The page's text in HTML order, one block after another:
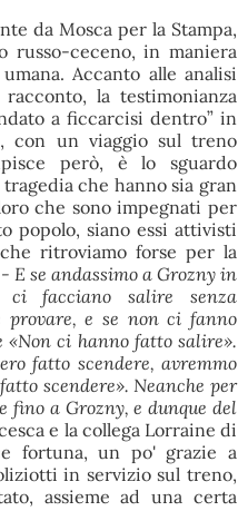
da Mosca per la Stampa,
russo-ceceno, in maniera
Accanto alle analisi
la testimonianza
a ficcarcisi dentro” in
con un viaggio sul treno
però, è lo sguardo
che hanno sia gran
che sono impegnati per
popolo, siano essi attivisti
ritroviamo forse per la
- E se andassimo a Grozny in
facciano salire senza
provare, e se non ci fanno
«Non ci hanno fatto salire».
fatto scendere, avremmo
scendere». Neanche per
fino a Grozny, e dunque del
e la collega Lorraine di
fortuna, un po' grazie a
in servizio sul treno,
assieme ad una certa